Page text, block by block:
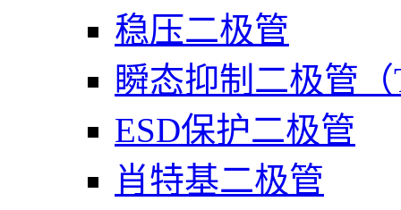
稳压二极管
瞬态抑制二极管
ESD保护二极管
肖特基二极管